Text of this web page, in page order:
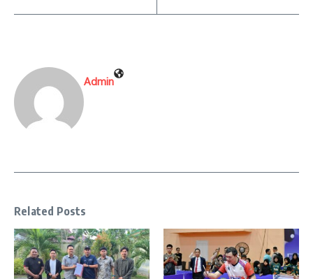
Admin
Related Posts